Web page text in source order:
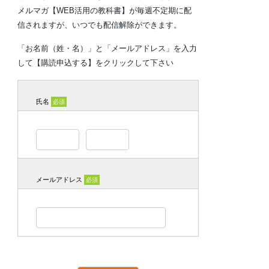
メルマガ【WEB活用の教科書】が毎週不定期に配
信されますが、いつでも配信解除ができます。
「お名前（姓・名）」と「メールアドレス」を入力
して【購読申込する】をクリックして下さい
氏名 必須
メールアドレス 必須